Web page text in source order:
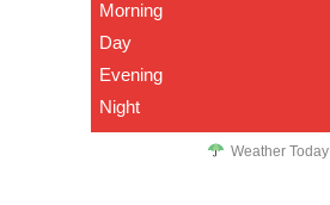
Morning
Day
Evening
Night
Weather Today